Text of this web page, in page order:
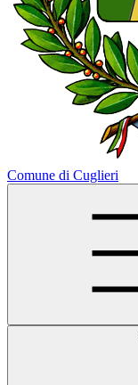
Comune di Cuglieri